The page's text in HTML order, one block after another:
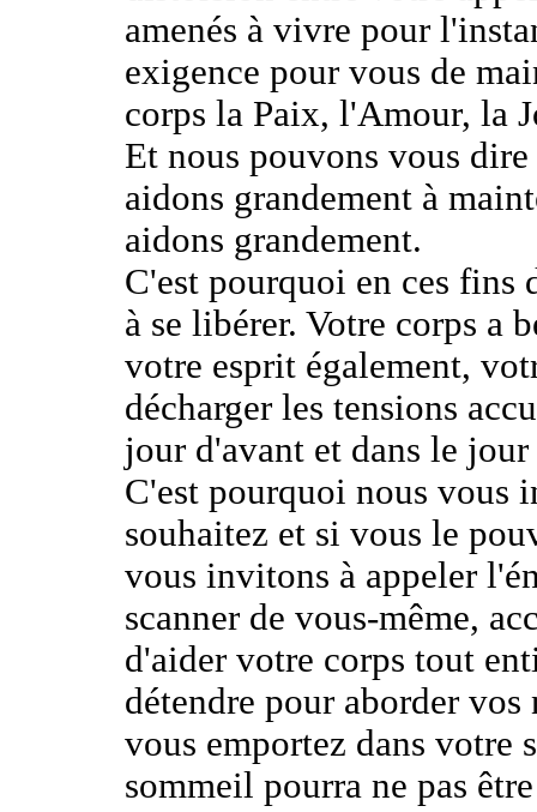
amenés à vivre pour
exigence pour vous de
corps la Paix, l'Amour, la
Et nous pouvons vous
aidons grandement à
aidons grandement.
C'est pourquoi en ces fins
à se libérer. Votre corps a
votre esprit également,
décharger les tensions
jour d'avant et dans le
C'est pourquoi nous vous
souhaitez et si vous le
vous invitons à appeler
scanner de vous-même,
d'aider votre corps tout
détendre pour aborder
vous emportez dans votre
sommeil pourra ne pas